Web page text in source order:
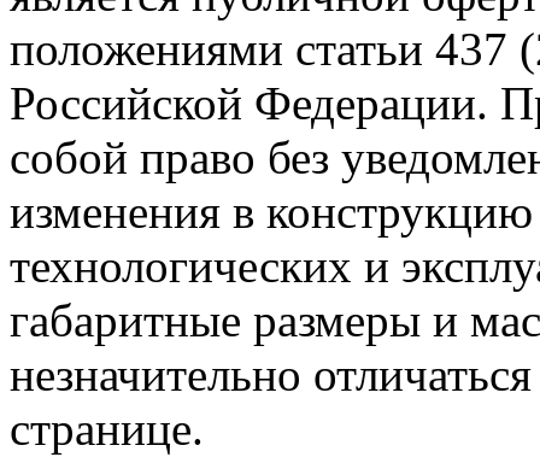
положениями статьи 437
Российской Федерации.
собой право без
изменения в
технологических и
габаритные размеры и
незначительно
странице.